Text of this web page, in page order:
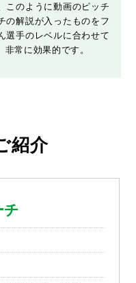
このように動画のピッチ
の解説が入ったものをフ
選手のレベルに合わせて
常に効果的です。
紹介
チ